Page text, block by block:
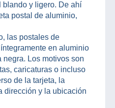
blando y ligero. De ahí
postal de aluminio,
las postales de
en aluminio
negra. Los motivos son
caricaturas o incluso
de la tarjeta, la
dirección y la ubicación